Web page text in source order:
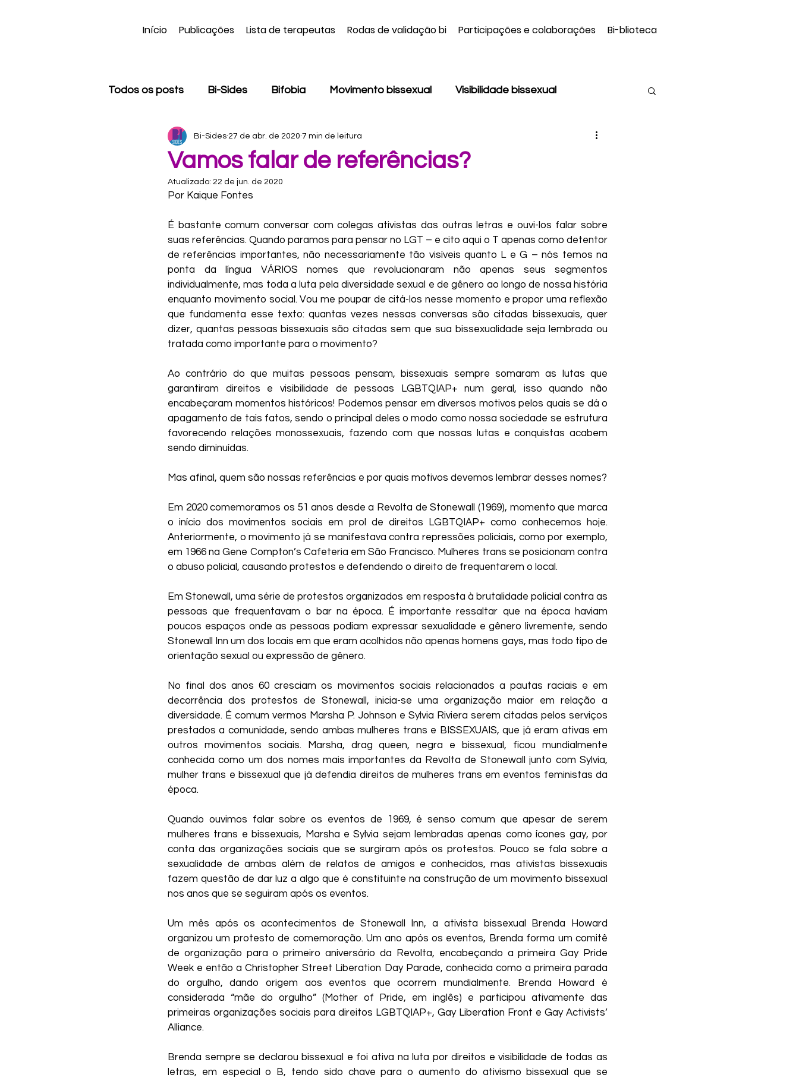
Início Publicações Lista de terapeutas Rodas de validação bi Participações e colaborações Bi-blioteca
Todos os posts Bi-Sides Bifobia Movimento bissexual Visibilidade bissexual
Apagamento bissexual Monodissidência Assexualidade
Negritude Consciência Negra
Kaique Fontes Nanda Rossi Natasha Avital Paulo Cesar Góis Vik Sphynx
Wesley Torres Rodrigues Zero Miranda Coletivo BIL Coletivo Brasileiro de Bissexuais
Coletivo AbrAce
Vamos falar de referências?
Bi-Sides 27 de abr. de 2020 7 min de leitura
Atualizado: 22 de jun. de 2020
Por Kaique Fontes
É bastante comum conversar com colegas ativistas das outras letras e ouvi-los falar sobre
suas referências. Quando paramos para pensar no LGT – e cito aqui o T apenas como detentor
de referências importantes, não necessariamente tão visíveis quanto L e G – nós temos na
ponta da língua VÁRIOS nomes que revolucionaram não apenas seus segmentos
individualmente, mas toda a luta pela diversidade sexual e de gênero ao longo de nossa história
enquanto movimento social. Vou me poupar de citá-los nesse momento e propor uma reflexão
que fundamenta esse texto: quantas vezes nessas conversas são citadas bissexuais, quer
dizer, quantas pessoas bissexuais são citadas sem que sua bissexualidade seja lembrada ou
tratada como importante para o movimento?
Ao contrário do que muitas pessoas pensam, bissexuais sempre somaram as lutas que
garantiram direitos e visibilidade de pessoas LGBTQIAP+ num geral, isso quando não
encabeçaram momentos históricos! Podemos pensar em diversos motivos pelos quais se dá o
apagamento de tais fatos, sendo o principal deles o modo como nossa sociedade se estrutura
favorecendo relações monossexuais, fazendo com que nossas lutas e conquistas acabem
sendo diminuídas.
Mas afinal, quem são nossas referências e por quais motivos devemos lembrar desses nomes?
Em 2020 comemoramos os 51 anos desde a Revolta de Stonewall (1969), momento que marca
o início dos movimentos sociais em prol de direitos LGBTQIAP+ como conhecemos hoje.
Anteriormente, o movimento já se manifestava contra repressões policiais, como por exemplo,
em 1966 na Gene Compton’s Cafeteria em São Francisco. Mulheres trans se posicionam contra
o abuso policial, causando protestos e defendendo o direito de frequentarem o local.
Em Stonewall, uma série de protestos organizados em resposta à brutalidade policial contra as
pessoas que frequentavam o bar na época. É importante ressaltar que na época haviam
poucos espaços onde as pessoas podiam expressar sexualidade e gênero livremente, sendo
Stonewall Inn um dos locais em que eram acolhidos não apenas homens gays, mas todo tipo de
orientação sexual ou expressão de gênero.
No final dos anos 60 cresciam os movimentos sociais relacionados a pautas raciais e em
decorrência dos protestos de Stonewall, inicia-se uma organização maior em relação a
diversidade. É comum vermos Marsha P. Johnson e Sylvia Riviera serem citadas pelos serviços
prestados a comunidade, sendo ambas mulheres trans e BISSEXUAIS, que já eram ativas em
outros movimentos sociais. Marsha, drag queen, negra e bissexual, ficou mundialmente
conhecida como um dos nomes mais importantes da Revolta de Stonewall junto com Sylvia,
mulher trans e bissexual que já defendia direitos de mulheres trans em eventos feministas da
época.
Quando ouvimos falar sobre os eventos de 1969, é senso comum que apesar de serem
mulheres trans e bissexuais, Marsha e Sylvia sejam lembradas apenas como ícones gay, por
conta das organizações sociais que se surgiram após os protestos. Pouco se fala sobre a
sexualidade de ambas além de relatos de amigos e conhecidos, mas ativistas bissexuais
fazem questão de dar luz a algo que é constituinte na construção de um movimento bissexual
nos anos que se seguiram após os eventos.
Um mês após os acontecimentos de Stonewall Inn, a ativista bissexual Brenda Howard
organizou um protesto de comemoração. Um ano após os eventos, Brenda forma um comitê
de organização para o primeiro aniversário da Revolta, encabeçando a primeira Gay Pride
Week e então a Christopher Street Liberation Day Parade, conhecida como a primeira parada
do orgulho, dando origem aos eventos que ocorrem mundialmente. Brenda Howard é
considerada “mãe do orgulho” (Mother of Pride, em inglês) e participou ativamente das
primeiras organizações sociais para direitos LGBTQIAP+, Gay Liberation Front e Gay Activists’
Alliance.
Brenda sempre se declarou bissexual e foi ativa na luta por direitos e visibilidade de todas as
letras, em especial o B, tendo sido chave para o aumento do ativismo bissexual que se